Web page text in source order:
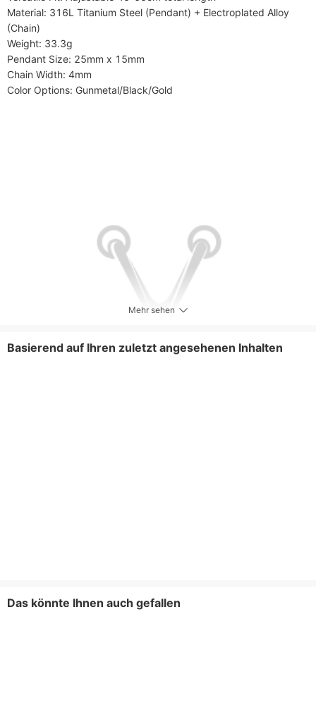
​​Material​​: 316L Titanium Steel (Pendant) + Electroplated Alloy
(Chain)
​​Weight​​: 33.3g
​​Pendant Size​​: 25mm x 15mm
​​Chain Width​​: 4mm
​​Color Options​​: Gunmetal/Black/Gold
Mehr sehen
Basierend auf Ihren zuletzt angesehenen Inhalten
Das könnte Ihnen auch gefallen